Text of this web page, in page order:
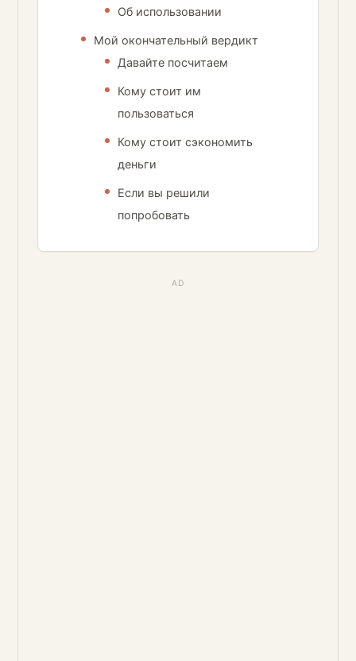
Об использовании
Мой окончательный вердикт
Давайте посчитаем
Кому стоит им
пользоваться
Кому стоит сэкономить
деньги
Если вы решили
попробовать